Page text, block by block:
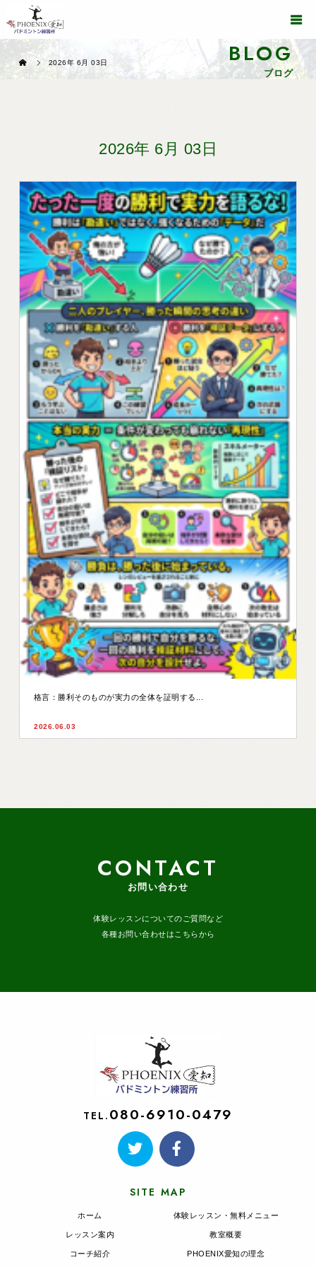
BLOG
ブログ
2026年 6月 03日
2026年 6月 03日
格言：勝利そのものが実力の全体を証明する...
2026.06.03
CONTACT
お問い合わせ
体験レッスンについてのご質問など
各種お問い合わせはこちらから
TEL. 080-6910-0479
SITE MAP
ホーム
レッスン案内
コーチ紹介
体験レッスン・無料メニュー
教室概要
PHOENIX愛知の理念